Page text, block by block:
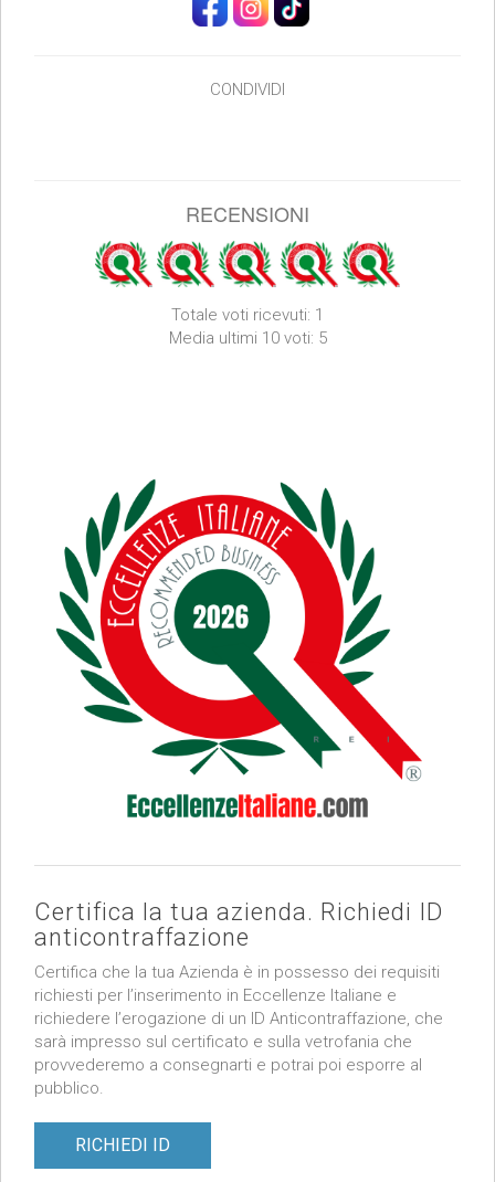
CONDIVIDI
RECENSIONI
Totale voti ricevuti: 1
Media ultimi 10 voti: 5
Certifica la tua azienda. Richiedi ID
anticontraffazione
Certifica che la tua Azienda è in possesso dei requisiti
richiesti per l’inserimento in Eccellenze Italiane e
richiedere l’erogazione di un ID Anticontraffazione, che
sarà impresso sul certificato e sulla vetrofania che
provvederemo a consegnarti e potrai poi esporre al
pubblico.
RICHIEDI ID